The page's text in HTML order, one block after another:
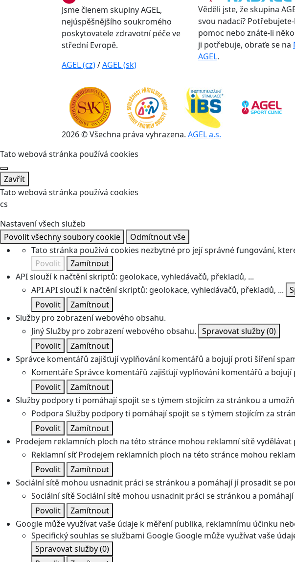
Jsme členem skupiny AGEL,
nejúspěšnějšího soukromého
poskytovatele zdravotní péče ve
střední Evropě.
AGEL (cz)/AGEL (sk)
Věděli jste, že skupina
svou nadaci?
pomoc nebo znáte-li
ji potřebuje, obraťe se na
AGEL.
2026 © Všechna práva vyhrazena. AGEL a.s.
Tato webová stránka používá cookies
Zavřít
Tato webová stránka používá cookies
cs
Nastavení všech služeb
Povolit všechny soubory cookie
Odmítnout vše
Tato stránka používá cookies nezbytné pro její správné fungování,
Povolit
Zamítnout
API slouží k načtění skriptů: geolokace, vyhledávačů, překladů, ...
APIAPI slouží k načtění skriptů: geolokace, vyhledávačů, překladů, ...
Povolit
Zamítnout
Služby pro zobrazení webového obsahu.
JinýSlužby pro zobrazení webového obsahu. Spravovat služby(0)
Povolit
Zamítnout
Správce komentářů zajišťují vyplňování komentářů a bojují proti šíření
KomentářeSprávce komentářů zajišťují vyplňování komentářů a
Povolit
Zamítnout
Služby podpory ti pomáhají spojit se s týmem stojícím za stránkou a
Podpora Služby podpory ti pomáhají spojit se s týmem stojícím za
Povolit
Zamítnout
Prodejem reklamních ploch na této stránce mohou reklamní sítě vydělávat
Reklamní síť Prodejem reklamních ploch na této stránce mohou
Povolit
Zamítnout
Sociální sítě mohou usnadnit práci se stránkou a pomáhají jí prosadit se
Sociální sítěSociální sítě mohou usnadnit práci se stránkou a
Povolit
Zamítnout
Google může využívat vaše údaje k měření publika, reklamnímu účinku
Specifický souhlas se službami Google Google může využívat vaše
Spravovat služby(0)